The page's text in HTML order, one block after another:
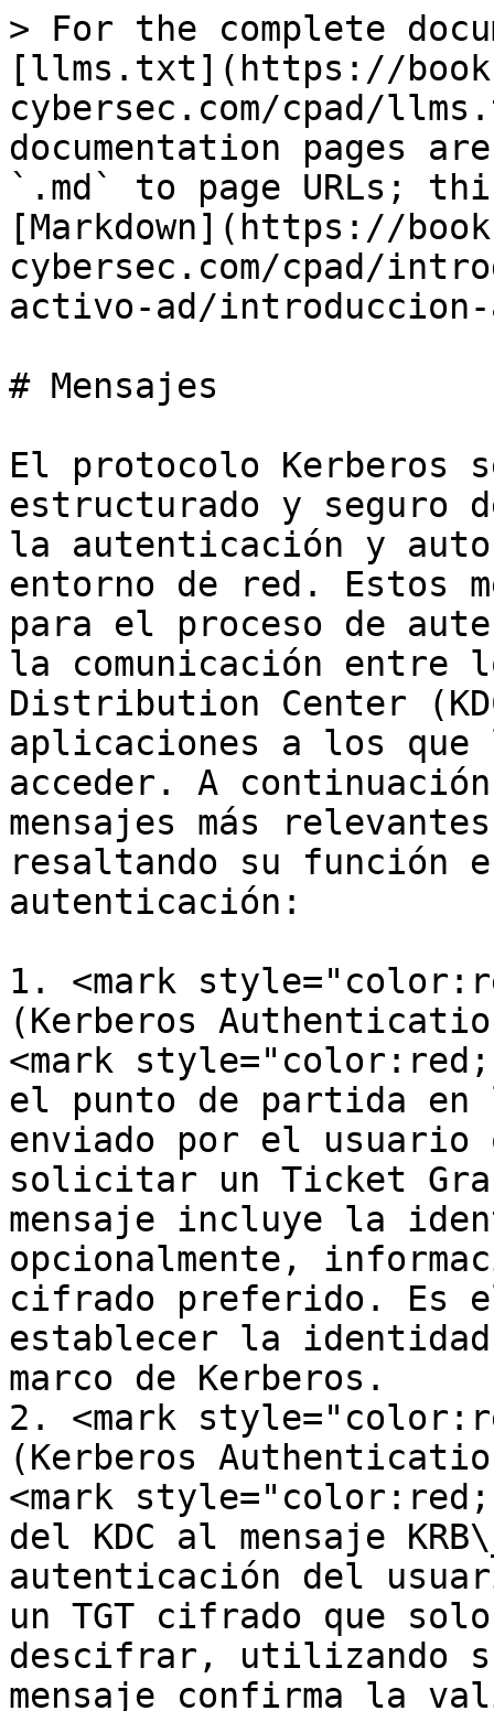
> For the complete
[llms.txt](https://
cybersec.com/cpad/
documentation pages
`.md` to page URLs;
[Markdown](https://
cybersec.com/cpad/
activo-ad/introduccion-
# Mensajes
El protocolo Kerberos
estructurado y seguro
la autenticación y
entorno de red. Estos
para el proceso de
la comunicación entre
Distribution Center
aplicaciones a los que
acceder. A
mensajes más
resaltando su función
autenticación:
1. <mark
(Kerberos
<mark
el punto de partida
enviado por el usuario
solicitar un Ticket
mensaje incluye la
opcionalmente,
cifrado preferido. Es
establecer la
marco de Kerberos.
2. <mark
(Kerberos
<mark
del KDC al mensaje
autenticación del
un TGT cifrado que
descifrar, utilizando
mensaje confirma la